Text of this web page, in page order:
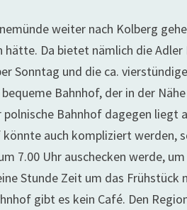
weiter nach Kolberg
Da bietet nämlich die
Sonntag und die ca.
bequeme Bahnhof, der in der
Bahnhof dagegen liegt
könnte auch kompliziert
7.00 Uhr auschecken werde,
Stunde Zeit um das
gibt es kein Café. Den